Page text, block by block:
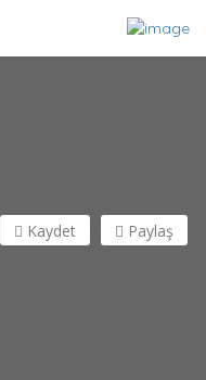
Paylaş
Kaydet